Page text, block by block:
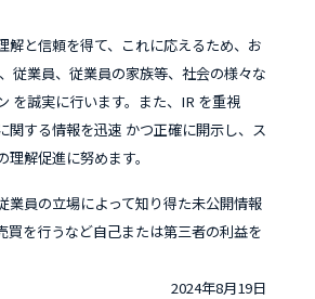
解と信頼を得て、これに応えるため、お
従業員、従業員の家族等、社会の様々な
を誠実に行います。また、IR を重視
関する情報を迅速 かつ正確に開示し、ス
解促進に努めます。
業員の立場によって知り得た未公開情報
買を行うなど自己または第三者の利益を
2024年8月19日